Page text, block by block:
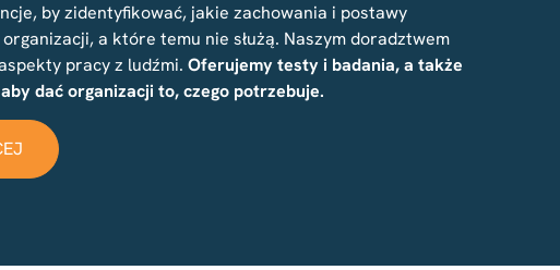
by zidentyfikować, jakie zachowania i postawy
a które temu nie służą. Naszym doradztwem
pracy z ludźmi. Oferujemy testy i badania, a także
dać organizacji to, czego potrzebuje.